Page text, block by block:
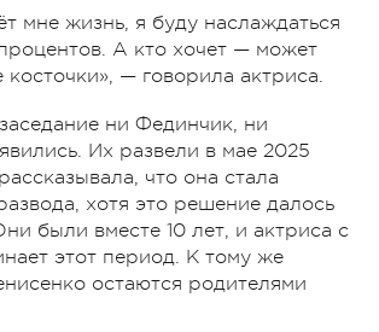
мне жизнь, я буду наслаждаться
А кто хочет — может
косточки», — говорила актриса.
ни Фединчик, ни
Их развели в мае 2025
что она стала
хотя это решение далось
были вместе 10 лет, и актриса с
этот период. К тому же
остаются родителями